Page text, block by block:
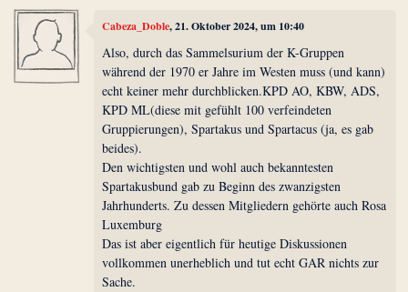
Cabeza_Doble, 21. Oktober 2024, um 10:40
Also, durch das Sammelsurium der K-Gruppen
während der 1970 er Jahre im Westen muss (und kann)
echt keiner mehr durchblicken.KPD AO, KBW, ADS,
KPD ML(diese mit gefühlt 100 verfeindeten
Gruppierungen), Spartakus und Spartacus (ja, es gab
beides).
Den wichtigsten und wohl auch bekanntesten
Spartakusbund gab zu Beginn des zwanzigsten
Jahrhunderts. Zu dessen Mitgliedern gehörte auch Rosa
Luxemburg
Das ist aber eigentlich für heutige Diskussionen
vollkommen unerheblich und tut echt GAR nichts zur
Sache.